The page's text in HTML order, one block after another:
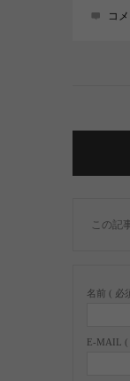
コ
この記
名前 ( 必
E-MAIL (